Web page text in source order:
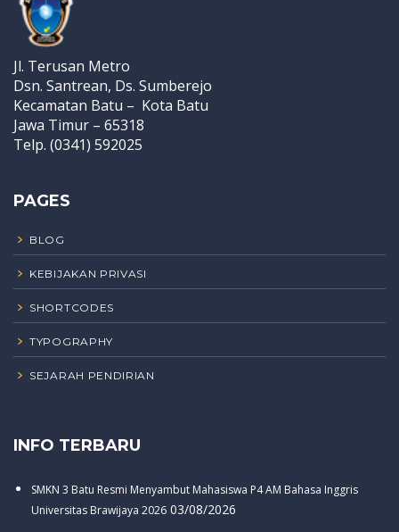
Jl. Terusan Metro
Dsn. Santrean, Ds. Sumberejo
Kecamatan Batu – Kota Batu
Jawa Timur – 65318
Telp. (0341) 592025
PAGES
BLOG
KEBIJAKAN PRIVASI
SHORTCODES
TYPOGRAPHY
SEJARAH PENDIRIAN
INFO TERBARU
SMKN 3 Batu Resmi Menyambut Mahasiswa P4 AM Bahasa Inggris
Universitas Brawijaya 2026 03/08/2026